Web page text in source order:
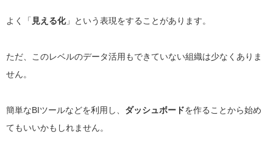
よく「 見える化」という表現をすることがあります。
ただ、このレベルのデータ活用もできていない組織は少なくありま
せん。
簡単なBIツールなどを利用し、 ダッシュボードを作ることから始め
てもいいかもしれません。